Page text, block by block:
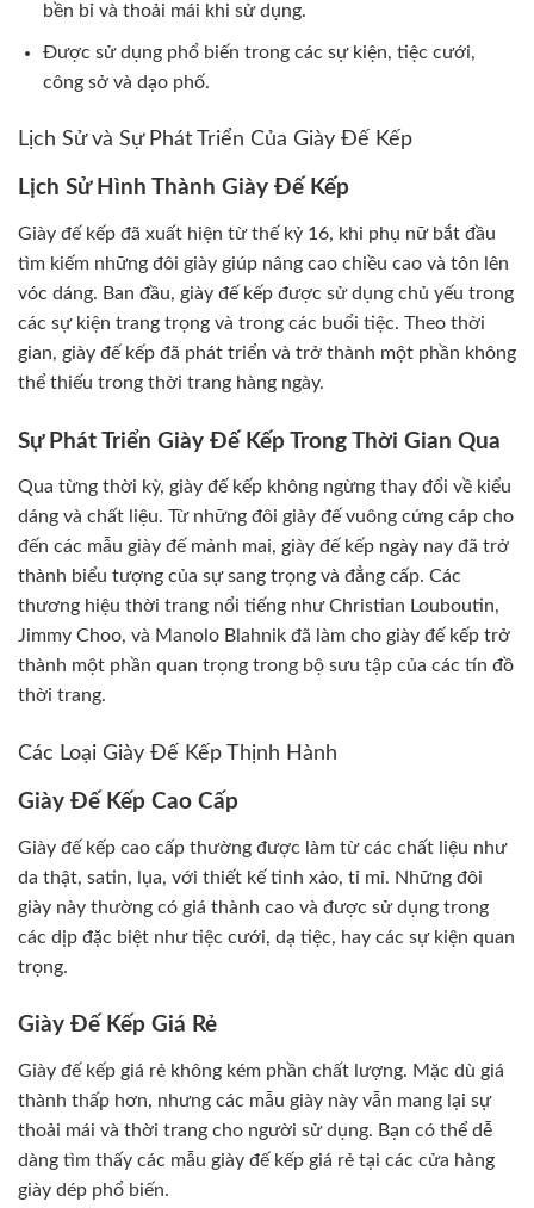
bền bỉ và thoải mái khi sử dụng.
Được sử dụng phổ biến trong các sự kiện, tiệc cưới,
công sở và dạo phố.
Lịch Sử và Sự Phát Triển Của Giày Đế Kếp
Lịch Sử Hình Thành Giày Đế Kếp
Giày đế kếp đã xuất hiện từ thế kỷ 16, khi phụ nữ bắt đầu
tìm kiếm những đôi giày giúp nâng cao chiều cao và tôn lên
vóc dáng. Ban đầu, giày đế kếp được sử dụng chủ yếu trong
các sự kiện trang trọng và trong các buổi tiệc. Theo thời
gian, giày đế kếp đã phát triển và trở thành một phần không
thể thiếu trong thời trang hàng ngày.
Sự Phát Triển Giày Đế Kếp Trong Thời Gian Qua
Qua từng thời kỳ, giày đế kếp không ngừng thay đổi về kiểu
dáng và chất liệu. Từ những đôi giày đế vuông cứng cáp cho
đến các mẫu giày đế mảnh mai, giày đế kếp ngày nay đã trở
thành biểu tượng của sự sang trọng và đẳng cấp. Các
thương hiệu thời trang nổi tiếng như Christian Louboutin,
Jimmy Choo, và Manolo Blahnik đã làm cho giày đế kếp trở
thành một phần quan trọng trong bộ sưu tập của các tín đồ
thời trang.
Các Loại Giày Đế Kếp Thịnh Hành
Giày Đế Kếp Cao Cấp
Giày đế kếp cao cấp thường được làm từ các chất liệu như
da thật, satin, lụa, với thiết kế tinh xảo, tỉ mỉ. Những đôi
giày này thường có giá thành cao và được sử dụng trong
các dịp đặc biệt như tiệc cưới, dạ tiệc, hay các sự kiện quan
trọng.
Giày Đế Kếp Giá Rẻ
Giày đế kếp giá rẻ không kém phần chất lượng. Mặc dù giá
thành thấp hơn, nhưng các mẫu giày này vẫn mang lại sự
thoải mái và thời trang cho người sử dụng. Bạn có thể dễ
dàng tìm thấy các mẫu giày đế kếp giá rẻ tại các cửa hàng
giày dép phổ biến.